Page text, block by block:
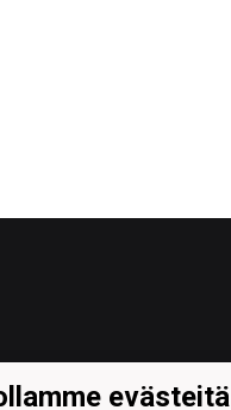
evästeitä